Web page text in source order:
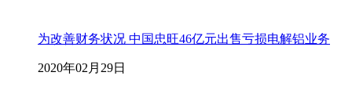
为改善财务状况 中国忠旺46亿元出售亏损电解铝业务
2020年02月29日